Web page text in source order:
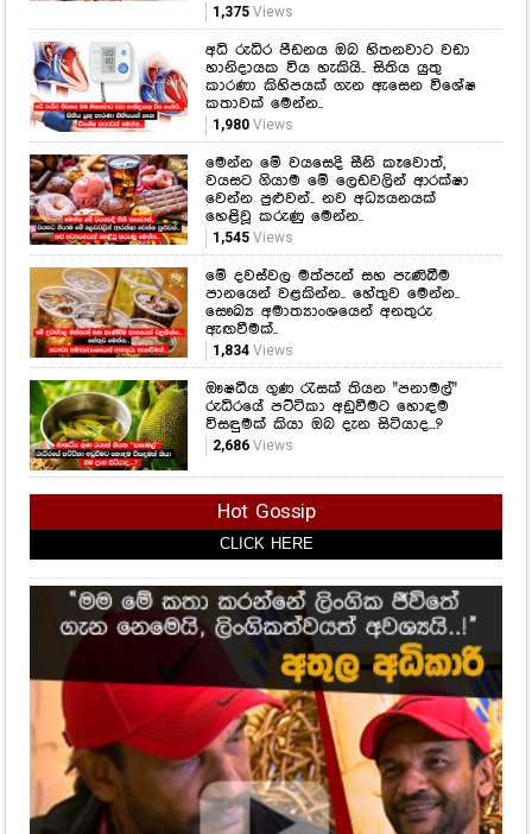
1,375Views
අධි රුධිර පීඩනය ඔබ හිතනවාට වඩා
හානිදායක විය හැකියි.. සිතිය යුතු
කාරණා කිහිපයක් ගැන ඇසෙන විශේෂ
කතාවක් මෙන්න..
1,980Views
මෙන්න මේ වයසෙදි සීනි කෑවොත්,
වයසට ගියාම මේ ලෙඩවලින් ආරක්ෂා
වෙන්න පුළුවන්.. නව අධ්‍යයනයක්
හෙළිවූ කරුණු මෙන්න..
1,545Views
මේ දවස්වල මත්පැන් සහ පැණිබීම
පානයෙන් වළකින්න.. හේතුව මෙන්න..
සෞඛ්‍ය අමාත්‍යාංශයෙන් අනතුරු
ඇඟවීමක්..
1,834Views
ඖෂධීය ගුණ රැසක් තියන "පනාමල්"
රුධිරයේ පට්ටිකා අඩුවීමට හොඳම
විසඳුමක් කියා ඔබ දැන සිටියාද...?
2,686Views
Hot Gossip
CLICK HERE